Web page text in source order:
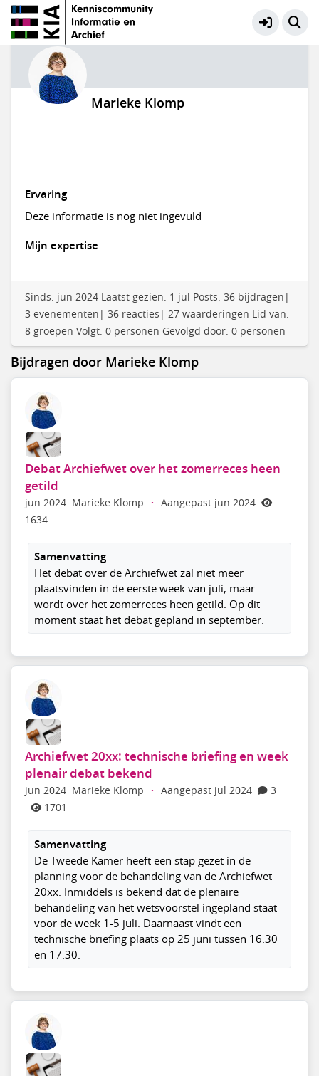
Marieke Klomp
Ervaring
Deze informatie is nog niet ingevuld
Mijn expertise
Sinds: jun 2024 Laatst gezien: 1 jul Posts: 36 bijdragen|
3 evenementen| 36 reacties| 27 waarderingen Lid van:
8 groepen Volgt: 0 personen Gevolgd door: 0 personen
Bijdragen door Marieke Klomp
Debat Archiefwet over het zomerreces heen
getild
jun 2024 Marieke Klomp ·
Aangepast jun 2024
1634
Samenvatting
Het debat over de Archiefwet zal niet meer
plaatsvinden in de eerste week van juli, maar
wordt over het zomerreces heen getild. Op dit
moment staat het debat gepland in september.
Archiefwet 20xx: technische briefing en week
plenair debat bekend
jun 2024 Marieke Klomp · Aangepast jul 2024
3
1701
Samenvatting
De Tweede Kamer heeft een stap gezet in de
planning voor de behandeling van de Archiefwet
20xx. Inmiddels is bekend dat de plenaire
behandeling van het wetsvoorstel ingepland staat
voor de week 1-5 juli. Daarnaast vindt een
technische briefing plaats op 25 juni tussen 16.30
en 17.30.